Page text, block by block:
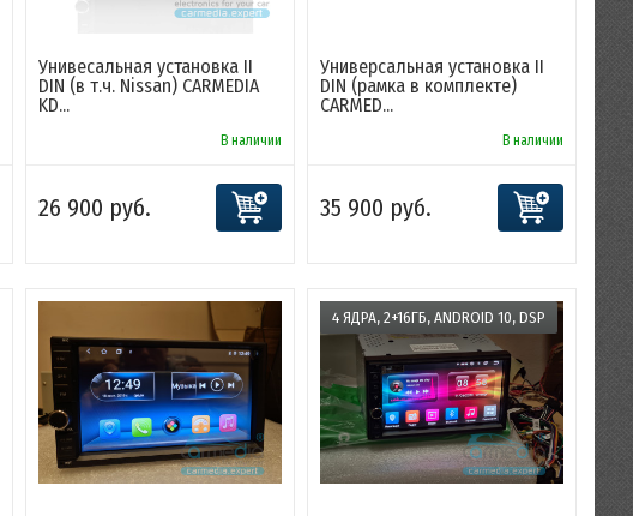
Унивесальная установка II
DIN (в т.ч. Nissan) CARMEDIA
KD...
В наличии
26 900 руб.
Универсальная установка II
DIN (рамка в комплекте)
CARMED...
В наличии
35 900 руб.
4 ЯДРА, 2+16ГБ, ANDROID 10, DSP